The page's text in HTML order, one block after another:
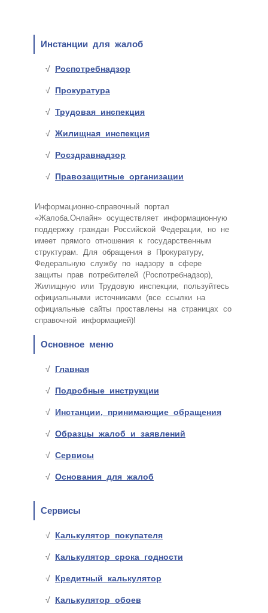
Инстанции для жалоб
Роспотребнадзор
Прокуратура
Трудовая инспекция
Жилищная инспекция
Росздравнадзор
Правозащитные организации
Информационно-справочный портал
«Жалоба.Онлайн» осуществляет информационную
поддержку граждан Российской Федерации, но не
имеет прямого отношения к государственным
структурам. Для обращения в Прокуратуру,
Федеральную службу по надзору в сфере
защиты прав потребителей (Роспотребнадзор),
Жилищную или Трудовую инспекции, пользуйтесь
официальными источниками (все ссылки на
официальные сайты проставлены на страницах со
справочной информацией)!
Основное меню
Главная
Подробные инструкции
Инстанции, принимающие обращения
Образцы жалоб и заявлений
Сервисы
Основания для жалоб
Сервисы
Калькулятор покупателя
Калькулятор срока годности
Кредитный калькулятор
Калькулятор обоев